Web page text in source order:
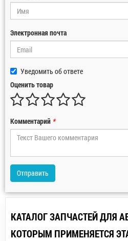
Электронная почта
Уведомить об ответе
Оценить товар
Комментарий *
Отправить
КАТАЛОГ ЗАПЧАСТЕЙ ДЛЯ
КОТОРЫМ ПРИМЕНЯЕТСЯ